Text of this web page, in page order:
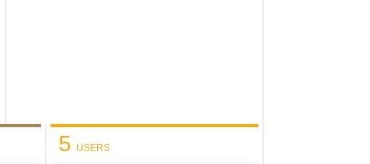
5 USERS